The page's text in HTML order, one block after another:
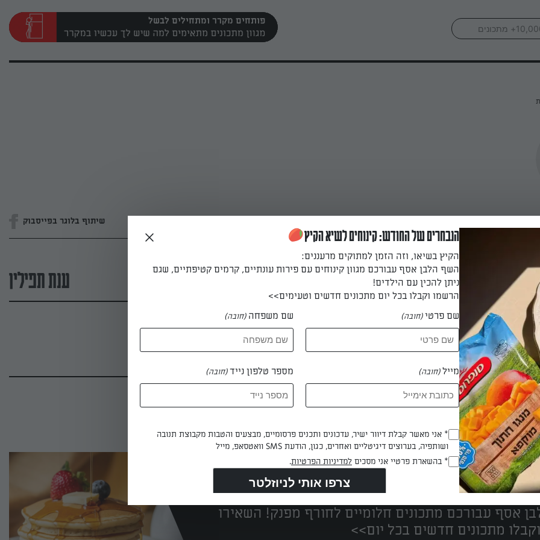
פותחים מקרר ומתחילים לבשל
שיתוף בלוגר בפייסבוק
ענת תפילין
ענת תפילין
הכי טעימים במקום אחד!
אסף עבורכם מתכונים חלומיים לחורף מפנק! השאירו
מתכונים חדשים בכל יום>>
הנבחרים של החודש: קינוחים לשיא הקיץ
הקיץ בשיאו, וזה הזמן למתוקים מרעננים:
השף הלבן אסף עבורכם מגוון קינוחים עם פירות עונתיים, קרמים קטיפתיים, שגם
ניתן להכין עם הילדים!
הרשמו וקבלו בכל יום מתכונים חדשים וטעימים>>
שם פרטי(חובה) שם משפחה (חובה)
מייל(חובה) מספר טלפון נייד(חובה)
Opt_In
(חובה)
* אני מאשר קבלת דיוור ישיר, עדכונים ותכנים פרסומיים, מבצעים והטבות מקבוצת תנובה
ושותפיה, בערוצים דיגיטליים ואחרים, כגון, הודעת SMS וואטסאפ, מייל
RegulationsApproved
* בהשארת פרטיי אני מסכים למדיניות הפרטיות.